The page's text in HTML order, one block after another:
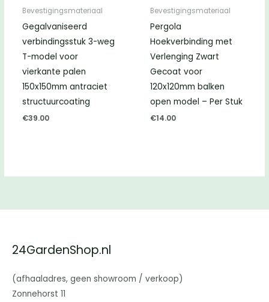
Bevestigingsmateriaal
Gegalvaniseerd
verbindingsstuk 3-weg
T-model voor
vierkante palen
150x150mm antraciet
structuurcoating
€39.00
Bevestigingsmateriaal
Pergola
Hoekverbinding met
Verlenging Zwart
Gecoat voor
120x120mm balken
open model – Per Stuk
€14.00
24GardenShop.nl
(afhaaladres, geen showroom / verkoop)
Zonnehorst 11